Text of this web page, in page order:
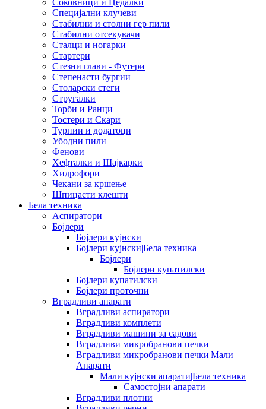
Специјални клучеви
Стабилни и столни гер пили
Стабилни отсекувачи
Сталци и ногарки
Стартери
Стезни глави - Футери
Степенасти бургии
Столарски стеги
Стругалки
Торби и Ранци
Тостери и Скари
Турпии и додатоци
Убодни пили
Фенови
Хефталки и Шајкарки
Хидрофори
Чекани за кршење
Шпицасти клешти
Бела техника
Аспиратори
Бојлери
Бојлери кујнски
Бојлери кујнски|Бела техника
Бојлери
Бојлери купатилски
Бојлери купатилски
Бојлери проточни
Вградливи апарати
Вградливи аспиратори
Вградливи комплети
Вградливи машини за садови
Вградливи микробранови печки
Вградливи микробранови печки|Мали
Апарати
Мали кујнски апарати|Бела техника
Самостојни апарати
Вградливи плотни